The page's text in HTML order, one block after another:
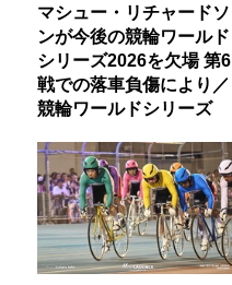
マシュー・リチャードソ
ンが今後の競輪ワールド
シリーズ2026を欠場 第6
戦での落車負傷により／
競輪ワールドシリーズ